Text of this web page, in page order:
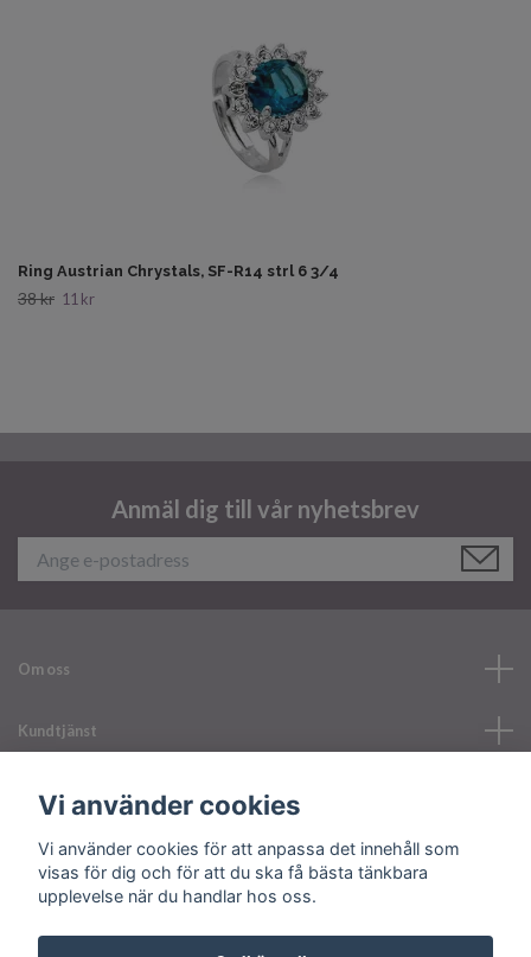
Ring Austrian Chrystals, SF-R14 strl 6 3/4
38 kr 11 kr
Anmäl dig till vår nyhetsbrev
Om oss
Kundtjänst
Läs mer
Sociala medier
Vi använder cookies
Vi använder cookies för att anpassa det innehåll som
visas för dig och för att du ska få bästa tänkbara
upplevelse när du handlar hos oss.